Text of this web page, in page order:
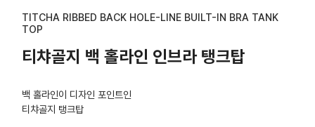
TITCHA RIBBED BACK HOLE-LINE BUILT-IN BRA TANK
TOP
티챠골지 백 홀라인 인브라 탱크탑
백 홀라인이 디자인 포인트인
티챠골지 탱크탑